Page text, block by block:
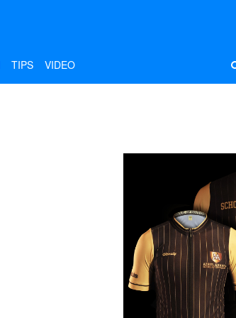
TIPS VIDEO